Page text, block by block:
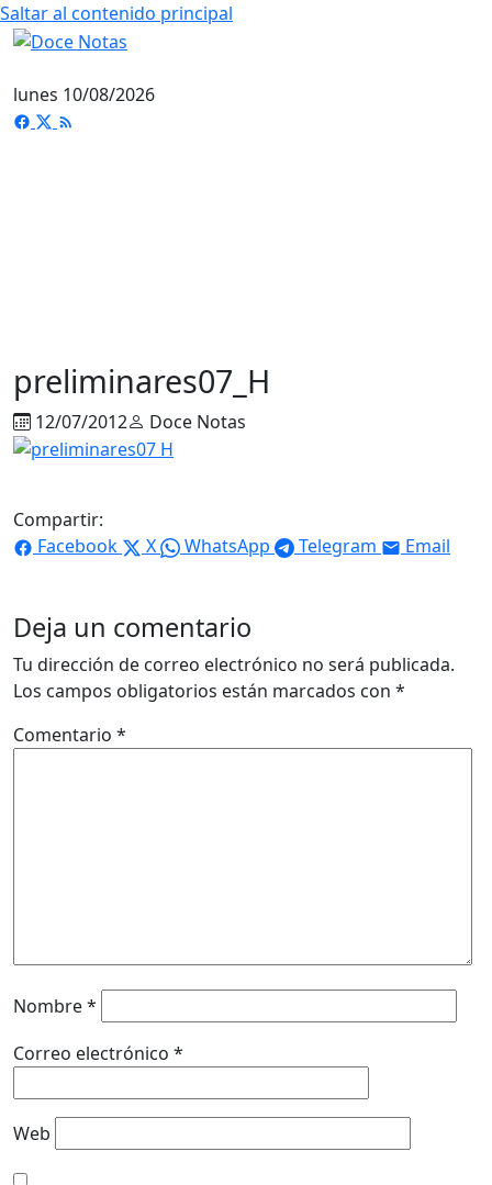
Saltar al contenido principal
lunes 10/08/2026
preliminares07_H
12/07/2012 Doce Notas
Compartir:
Facebook
X WhatsApp Telegram Email
Deja un comentario
Tu dirección de correo electrónico no será publicada.
Los campos obligatorios están marcados con *
Comentario *
Nombre*
Correo electrónico *
Web